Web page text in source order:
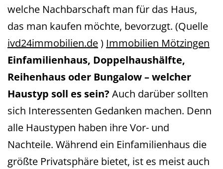
welche Nachbarschaft man für das Haus,
das man kaufen möchte, bevorzugt. (Quelle
ivd24immobilien.de) Immobilien Mötzingen
Einfamilienhaus, Doppelhaushälfte,
Reihenhaus oder Bungalow – welcher
Haustyp soll es sein? Auch darüber sollten
sich Interessenten Gedanken machen. Denn
alle Haustypen haben ihre Vor- und
Nachteile. Während ein Einfamilienhaus die
größte Privatsphäre bietet, ist es meist auch